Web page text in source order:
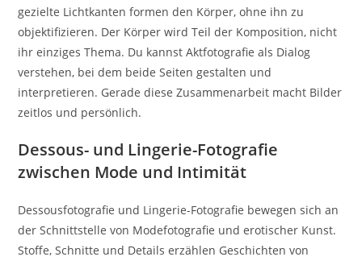
gezielte Lichtkanten formen den Körper, ohne ihn zu
objektifizieren. Der Körper wird Teil der Komposition, nicht
ihr einziges Thema. Du kannst Aktfotografie als Dialog
verstehen, bei dem beide Seiten gestalten und
interpretieren. Gerade diese Zusammenarbeit macht Bilder
zeitlos und persönlich.
Dessous- und Lingerie-Fotografie
zwischen Mode und Intimität
Dessousfotografie und Lingerie-Fotografie bewegen sich an
der Schnittstelle von Modefotografie und erotischer Kunst.
Stoffe, Schnitte und Details erzählen Geschichten von